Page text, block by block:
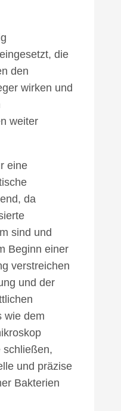
die
den
wirken und
weiter
eine
da
sind und
Beginn einer
verstreichen
und der
wie dem
schließen,
und präzise
Bakterien